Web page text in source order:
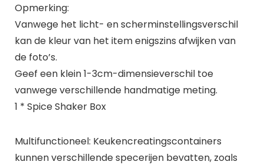
Opmerking:
Vanwege het licht- en scherminstellingsverschil
kan de kleur van het item enigszins afwijken van
de foto’s.
Geef een klein 1-3cm-dimensieverschil toe
vanwege verschillende handmatige meting.
1 * Spice Shaker Box
Multifunctioneel: Keukencreatingscontainers
kunnen verschillende specerijen bevatten, zoals